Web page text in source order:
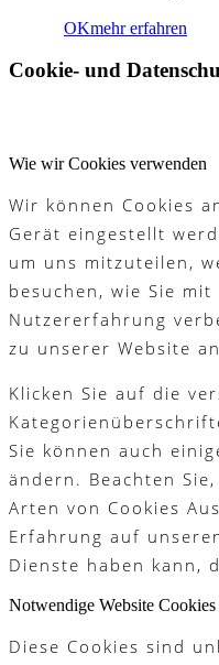
Menü Menü
OKmehr erfahren
Cookie- und
Wie wir Cookies verwenden
Wir können Cookies
Gerät eingestellt
um uns mitzuteilen,
besuchen, wie Sie
Nutzererfahrung
zu unserer Website
Klicken Sie auf die
Sie können auch
ändern. Beachten
Arten von Cookies
Erfahrung auf
Dienste haben kann,
Notwendige Website Cookies
Diese Cookies sind